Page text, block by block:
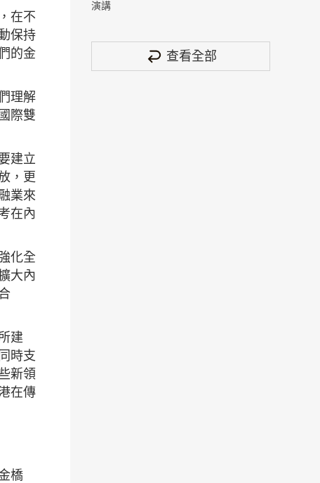
在不
保持
的金
理解
際雙
建立
，更
業來
在內
化全
大內
建
時支
新領
在傳
橋
演講
查看全部